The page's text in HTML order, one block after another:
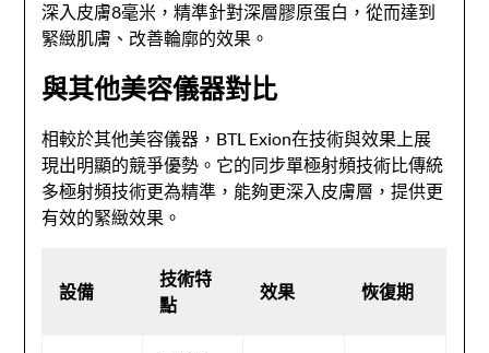
深入皮膚8毫米，精準針對深層膠原蛋白，從而達到
緊緻肌膚、改善輪廓的效果。
與其他美容儀器對比
相較於其他美容儀器，BTL Exion在技術與效果上展
現出明顯的競爭優勢。它的同步單極射頻技術比傳統
多極射頻技術更為精準，能夠更深入皮膚層，提供更
有效的緊緻效果。
設備
技術特
點
效果 恢復期